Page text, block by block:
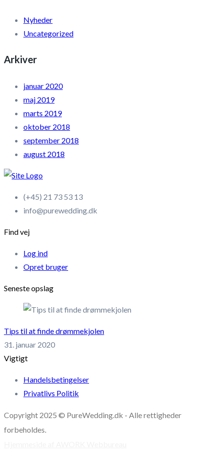
Nyheder
Uncategorized
Arkiver
januar 2020
maj 2019
marts 2019
oktober 2018
september 2018
august 2018
(+45) 21 73 53 13
info@purewedding.dk
Find vej
Log ind
Opret bruger
Seneste opslag
Tips til at finde drømmekjolen
31. januar 2020
Vigtigt
Handelsbetingelser
Privatlivs Politik
Copyright 2025 © PureWedding.dk - Alle rettigheder
forbeholdes.